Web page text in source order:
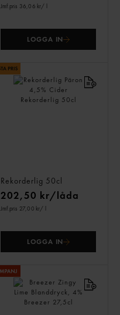
Jmf.pris 36,06 kr/ l
LOGGA IN
Rekorderlig 50cl
202,50 kr/låda
Jmf.pris 27,00 kr/ l
LOGGA IN